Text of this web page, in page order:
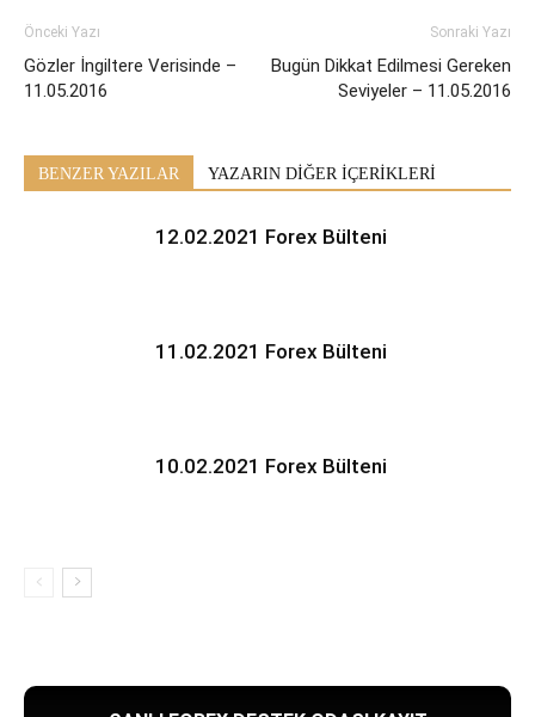
Önceki Yazı
Gözler İngiltere Verisinde –
11.05.2016
Sonraki Yazı
Bugün Dikkat Edilmesi Gereken
Seviyeler – 11.05.2016
BENZER YAZILAR YAZARIN DİĞER İÇERİKLERİ
12.02.2021 Forex Bülteni
11.02.2021 Forex Bülteni
10.02.2021 Forex Bülteni